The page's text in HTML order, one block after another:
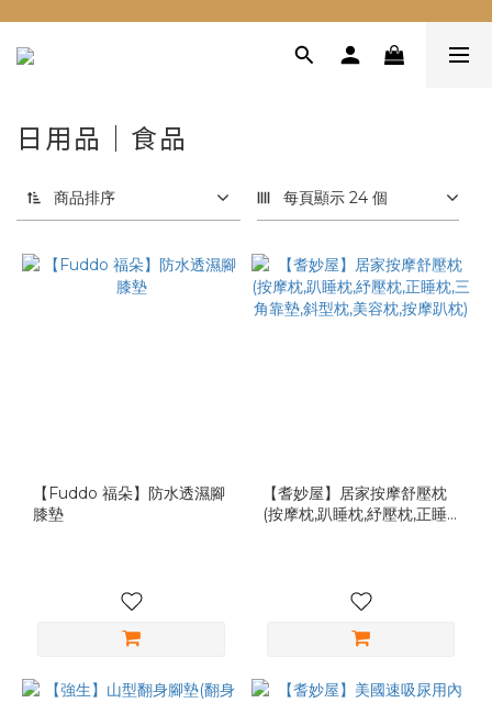
日用品｜食品
商品排序 每頁顯示 24 個
【Fuddo 福朵】防水透濕腳
膝墊
【耆妙屋】居家按摩舒壓枕
(按摩枕,趴睡枕,紓壓枕,正睡